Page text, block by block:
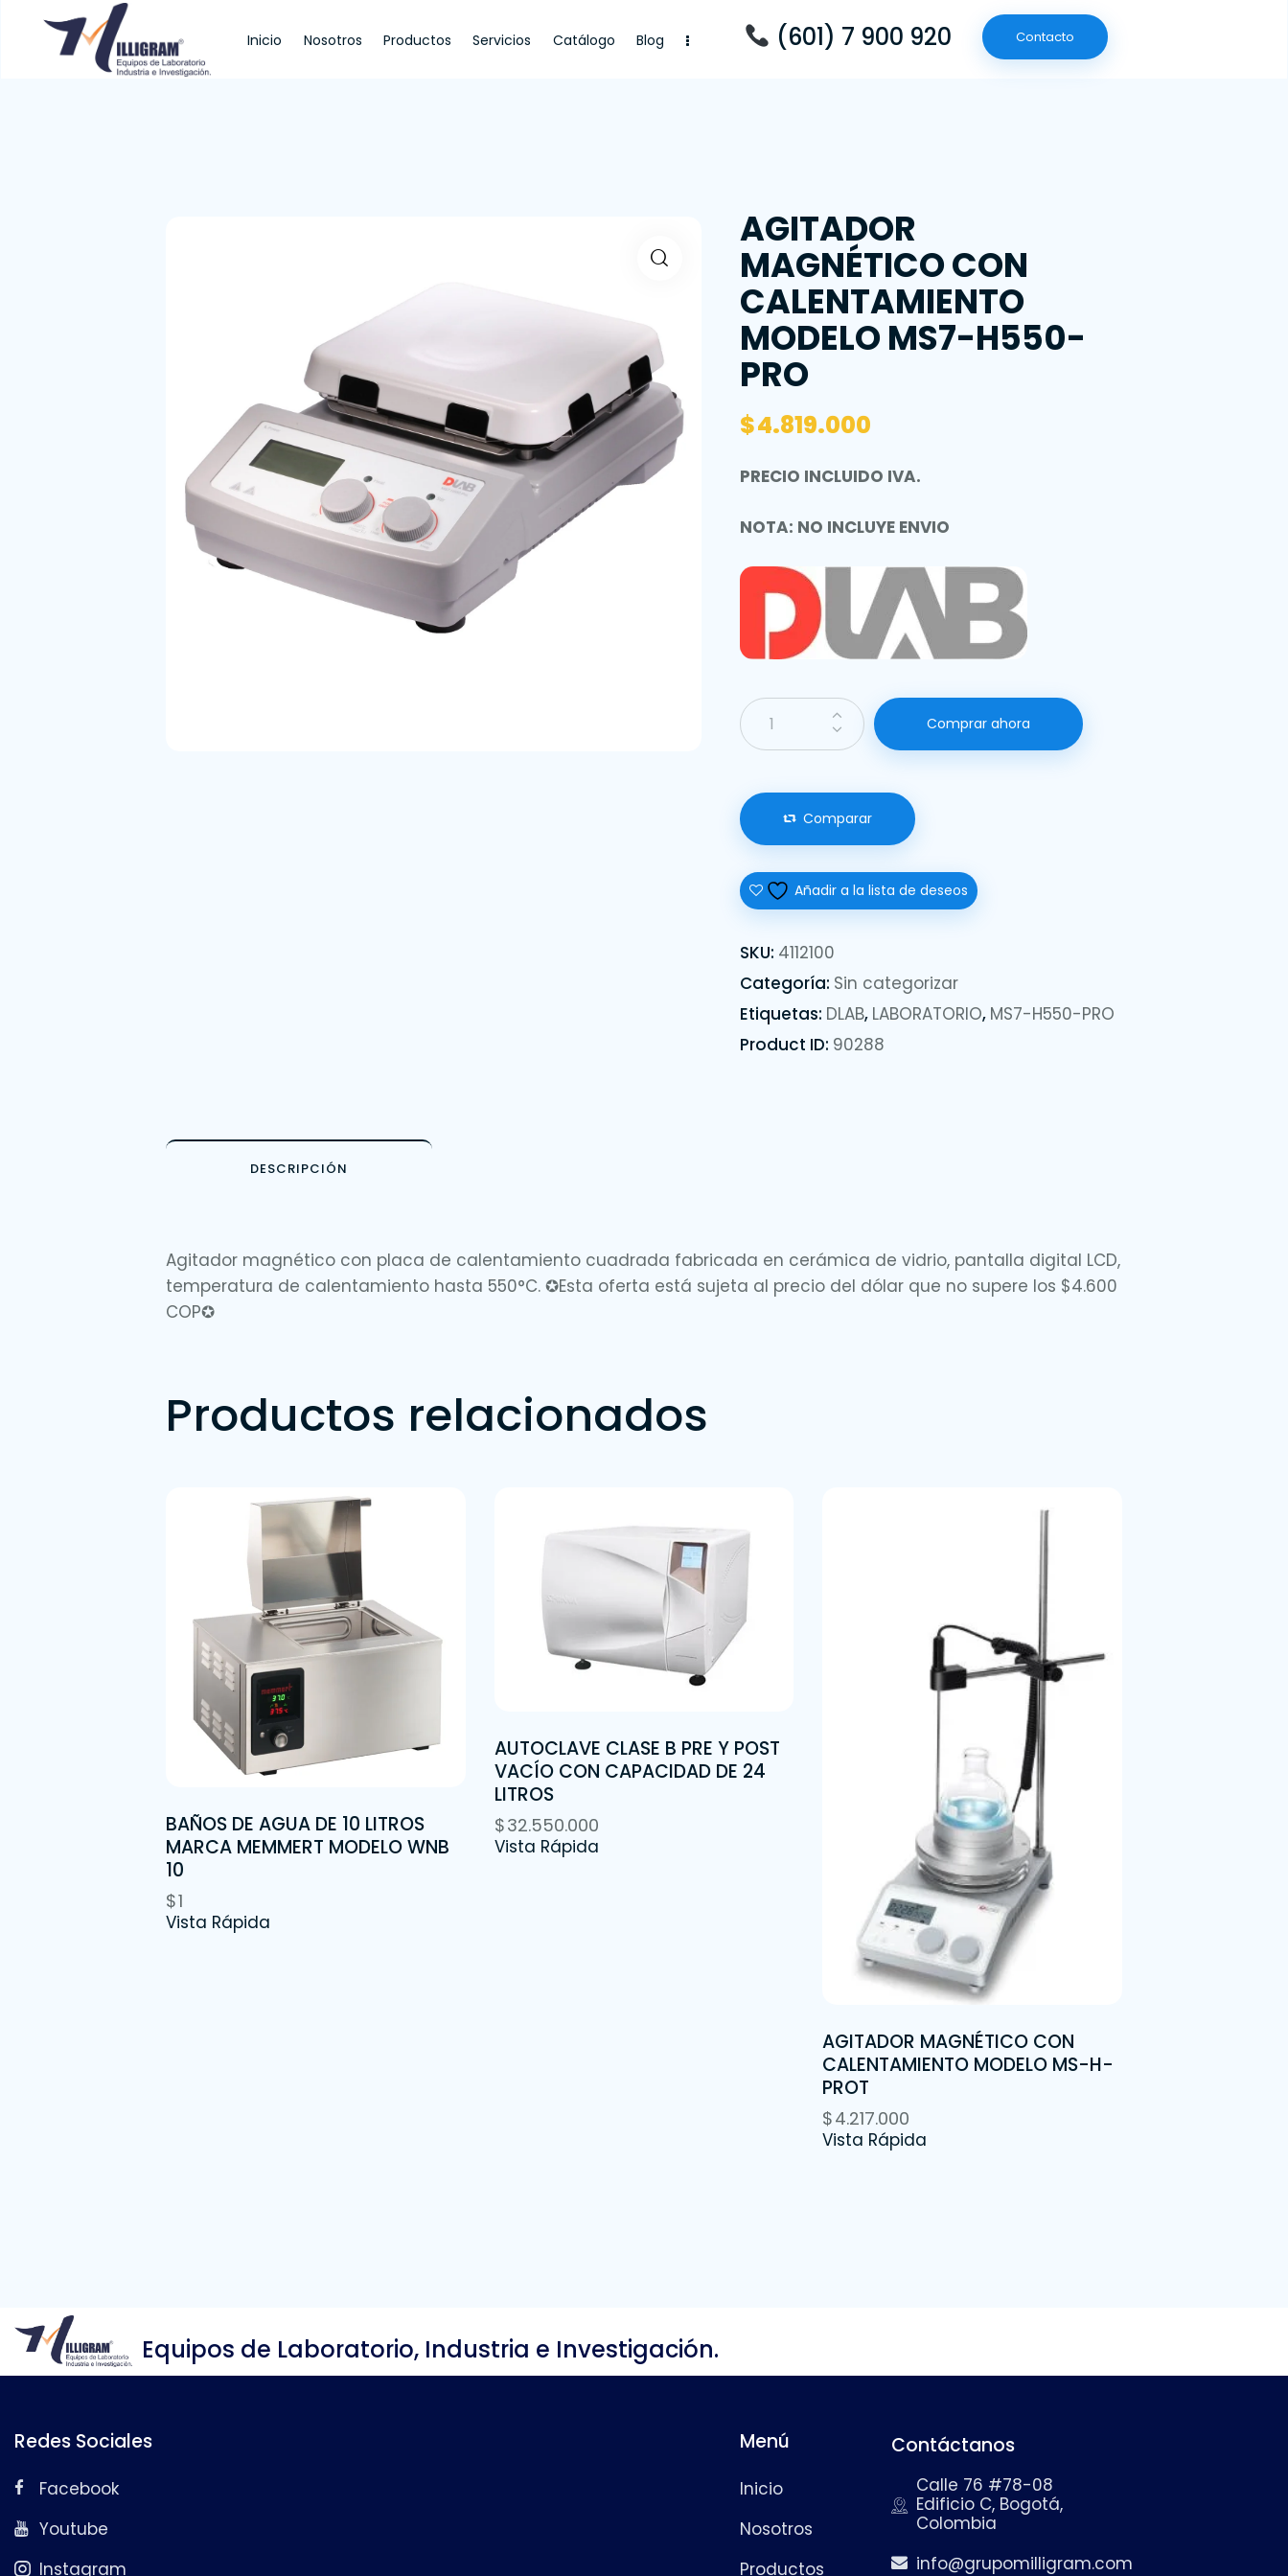
Inicio Nosotros Productos Servicios Catálogo Blog (601) 7 900 920 Contacto
AGITADOR
MAGNÉTICO CON
CALENTAMIENTO
MODELO MS7-H550-
PRO
$4.819.000
PRECIO INCLUIDO IVA.
NOTA: NO INCLUYE ENVIO
Comprar ahora
Comparar
Añadir a la lista de deseos
SKU: 4112100
Categoría: Sin categorizar
Etiquetas: DLAB, LABORATORIO, MS7-H550-PRO
Product ID: 90288
DESCRIPCIÓN
Agitador magnético con placa de calentamiento cuadrada fabricada en cerámica de vidrio, pantalla digital LCD,
temperatura de calentamiento hasta 550°C. ✪Esta oferta está sujeta al precio del dólar que no supere los $4.600
COP✪
Productos relacionados
BAÑOS DE AGUA DE 10 LITROS
MARCA MEMMERT MODELO WNB
10
$1
Vista Rápida
AUTOCLAVE CLASE B PRE Y POST
VACÍO CON CAPACIDAD DE 24
LITROS
$32.550.000
Vista Rápida
AGITADOR MAGNÉTICO CON
CALENTAMIENTO MODELO MS-H-
PROT
$4.217.000
Vista Rápida
Equipos de Laboratorio, Industria e Investigación.
Redes Sociales
Facebook
Youtube
Instagram
Menú
Inicio
Nosotros
Productos
Contáctanos
Calle 76 #78-08
Edificio C, Bogotá,
Colombia
info@grupomilligram.com